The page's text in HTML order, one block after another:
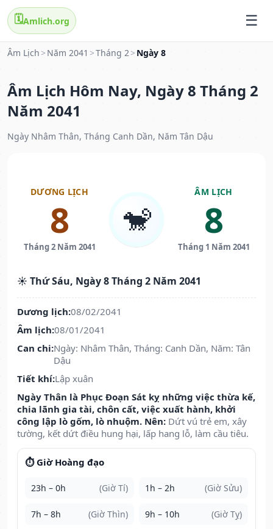
🗓️Amlich.org
Âm Lịch > Năm 2041 >Tháng 2> Ngày 8
Âm Lịch Hôm Nay, Ngày 8 Tháng 2
Năm 2041
Ngày Nhâm Thân, Tháng Canh Dần, Năm Tân Dậu
DƯƠNG LỊCH
8
Tháng 2 Năm 2041
🐒
ÂM LỊCH
8
Tháng 1 Năm 2041
☀️ Thứ Sáu, Ngày 8 Tháng 2 Năm 2041
Dương lịch:08/02/2041
Âm lịch:08/01/2041
Can chi:Ngày: Nhâm Thân, Tháng: Canh Dần, Năm: Tân
Dậu
Tiết khí:Lập xuân
Ngày Thân là Phục Đoạn Sát kỵ những việc thừa kế,
chia lãnh gia tài, chôn cất, việc xuất hành, khởi
công lập lò gốm, lò nhuộm. Nên: Dứt vú trẻ em, xây
tường, kết dứt điều hung hại, lấp hang lỗ, làm cầu tiêu.
⏱️ Giờ Hoàng đạo
23h – 0h (Giờ Tí) 1h – 2h (Giờ Sửu)
7h – 8h (Giờ Thìn) 9h – 10h (Giờ Tỵ)